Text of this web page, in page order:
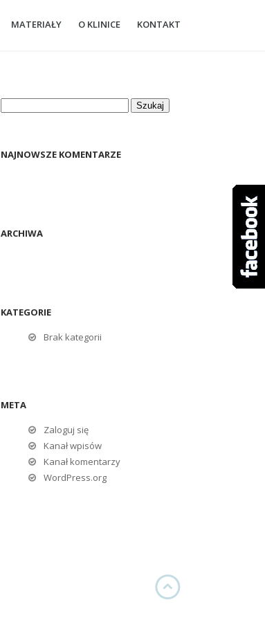
MATERIAŁY O KLINICE KONTAKT
NAJNOWSZE KOMENTARZE
ARCHIWA
KATEGORIE
Brak kategorii
META
Zaloguj się
Kanał wpisów
Kanał komentarzy
WordPress.org